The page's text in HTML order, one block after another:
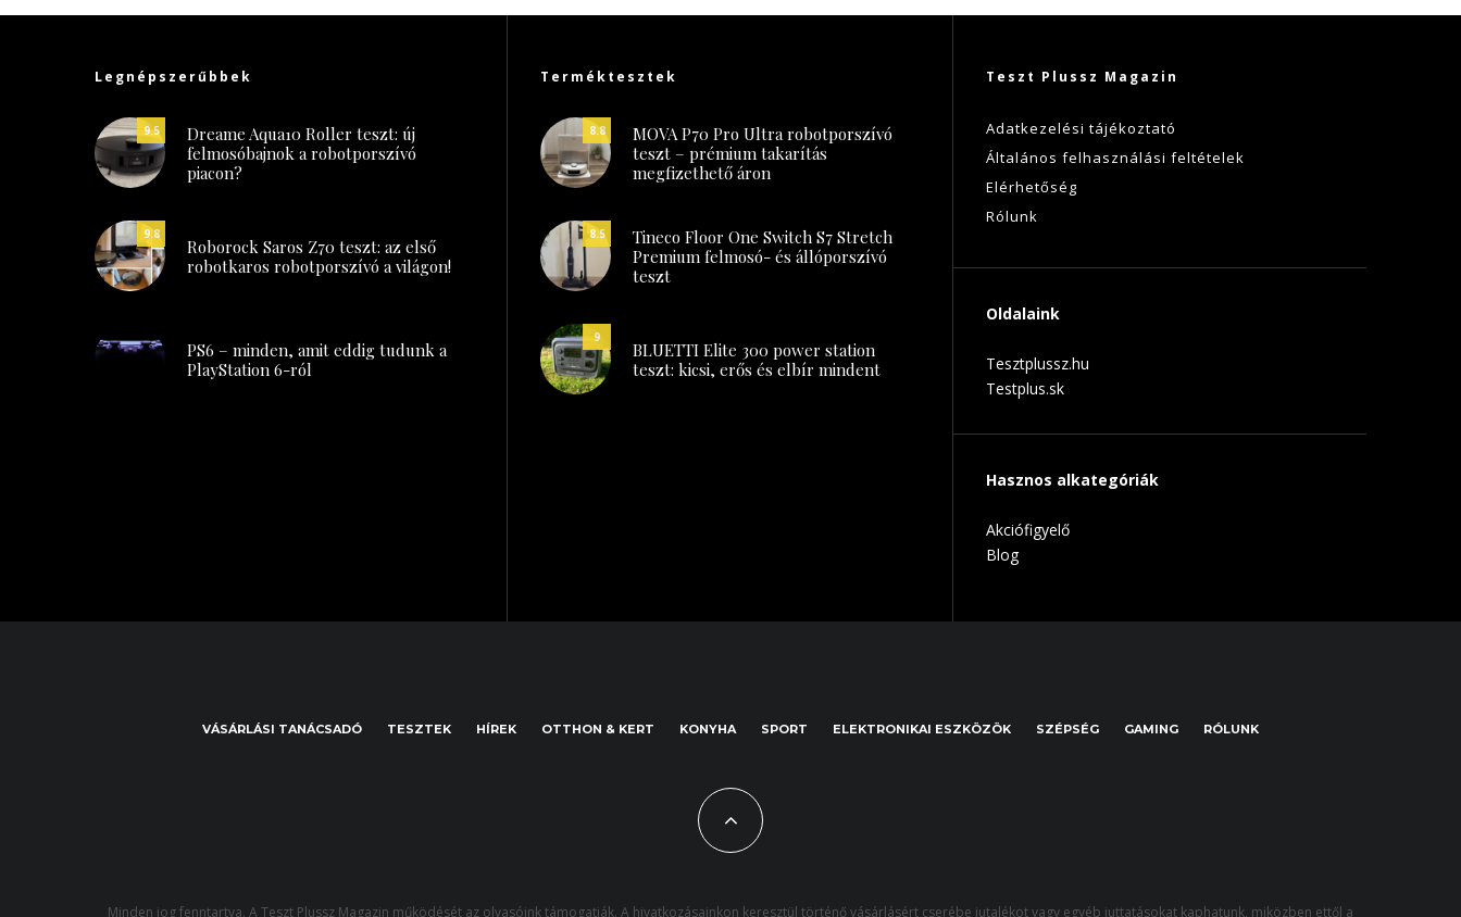
Legnépszerűbbek
9.5
Dreame Aqua10 Roller teszt: új
felmosóbajnok a robotporszívó
piacon?
9.8
Roborock Saros Z70 teszt: az első
robotkaros robotporszívó a világon!
PS6 – minden, amit eddig tudunk a
PlayStation 6-ról
Terméktesztek
8.8
MOVA P70 Pro Ultra robotporszívó
teszt – prémium takarítás
megfizethető áron
8.5
Tineco Floor One Switch S7 Stretch
Premium felmosó- és állóporszívó
teszt
9
BLUETTI Elite 300 power station
teszt: kicsi, erős és elbír mindent
Teszt Plussz Magazin
Adatkezelési tájékoztató
Általános felhasználási feltételek
Elérhetőség
Rólunk
Oldalaink
Tesztplussz.hu
Testplus.sk
Hasznos alkategóriák
Akciófigyelő
Blog
VÁSÁRLÁSI TANÁCSADÓ TESZTEK HÍREK OTTHON & KERT KONYHA SPORT ELEKTRONIKAI ESZKÖZÖK SZÉPSÉG GAMING RÓLUNK
Minden jog fenntartva. A Teszt Plussz Magazin működését az olvasóink támogatják. A hivatkozásainkon keresztül történő vásárlásért cserébe jutalékot vagy egyéb juttatásokat kaphatunk, miközben ettől a